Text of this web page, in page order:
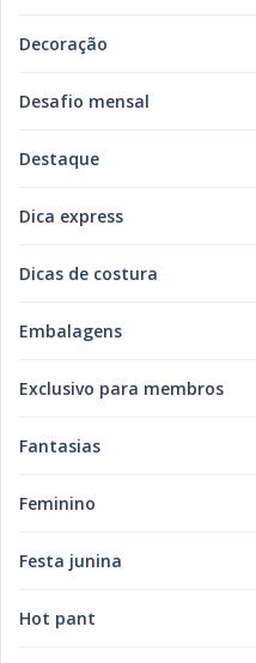
Decoração
Desafio mensal
Destaque
Dica express
Dicas de costura
Embalagens
Exclusivo para membros
Fantasias
Feminino
Festa junina
Hot pant